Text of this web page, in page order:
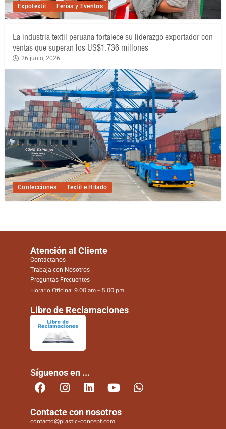
Expotextil Ferias y Eventos
Confecciones Textil e Hilado
La industria textil peruana fortalece su liderazgo exportador con
ventas que superan los US$1.736 millones
26 junio, 2026
Atención al Cliente
Contáctanos
Trabaja con Nosotros
Preguntas Frecuentes
Horario Oficina: 9.00 am – 5.00 pm
Libro de Reclamaciones
Síguenos en ...
Contacte con nosotros
contacto@plastic-concept.com